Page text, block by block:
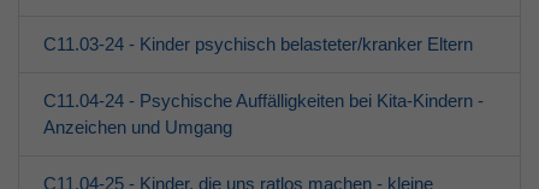
C11.03-24 - Kinder psychisch belasteter/kranker Eltern
C11.04-24 - Psychische Auffälligkeiten bei Kita-Kindern -
Anzeichen und Umgang
C11.04-25 - Kinder, die uns ratlos machen - kleine